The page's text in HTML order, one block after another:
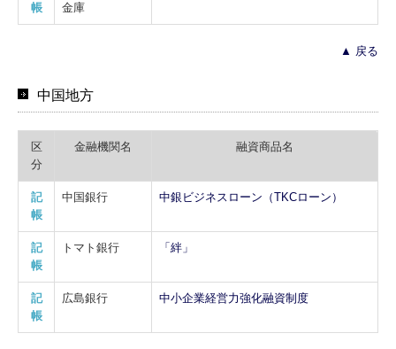
帳
金庫
▲ 戻る
中国地方
区
分
金融機関名 融資商品名
記
帳
中国銀行 中銀ビジネスローン（TKCローン）
記
帳
トマト銀行 「絆」
記
帳
広島銀行 中小企業経営力強化融資制度